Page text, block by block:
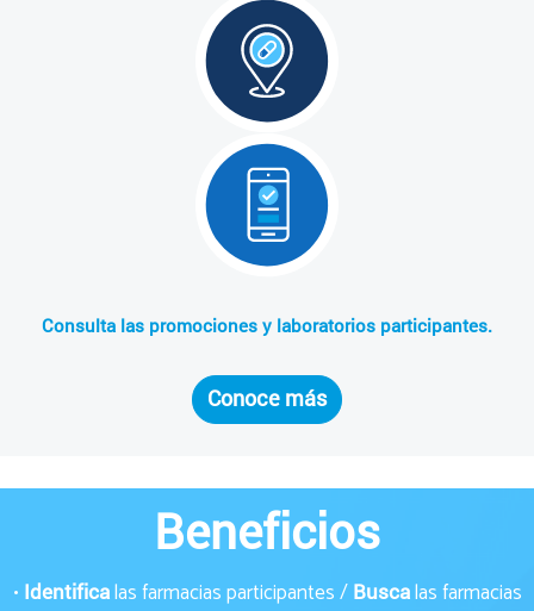
Consulta las promociones y laboratorios participantes.
Conoce más
Beneficios
• Identificalas farmacias participantes / Buscalas farmacias